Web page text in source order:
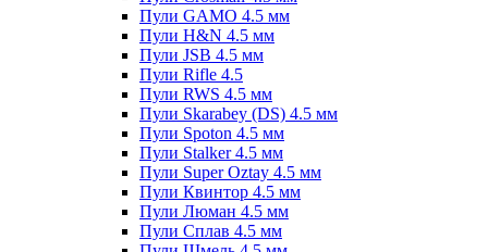
Пули GAMO 4.5 мм
Пули H&N 4.5 мм
Пули JSB 4.5 мм
Пули Rifle 4.5
Пули RWS 4.5 мм
Пули Skarabey (DS) 4.5 мм
Пули Spoton 4.5 мм
Пули Stalker 4.5 мм
Пули Super Oztay 4.5 мм
Пули Квинтор 4.5 мм
Пули Люман 4.5 мм
Пули Сплав 4.5 мм